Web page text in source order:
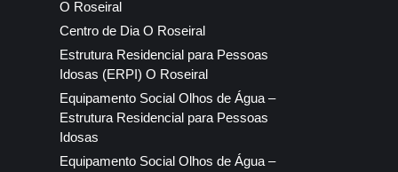
O Roseiral
Centro de Dia O Roseiral
Estrutura Residencial para Pessoas
Idosas (ERPI) O Roseiral
Equipamento Social Olhos de Água –
Estrutura Residencial para Pessoas
Idosas
Equipamento Social Olhos de Água –